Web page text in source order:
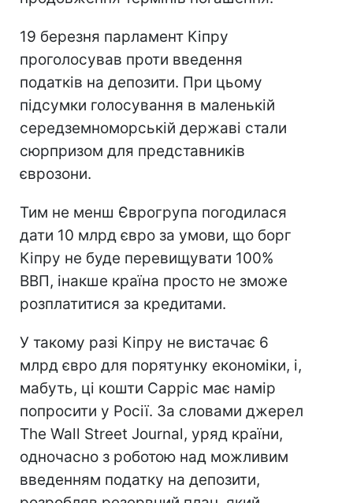
19 березня парламент Кіпру
проголосував проти введення
податків на депозити. При цьому
підсумки голосування в маленькій
середземноморській державі стали
сюрпризом для представників
єврозони.
Тим не менш Єврогрупа погодилася
дати 10 млрд євро за умови, що борг
Кіпру не буде перевищувати 100%
ВВП, інакше країна просто не зможе
розплатитися за кредитами.
У такому разі Кіпру не вистачає 6
млрд євро для порятунку економіки, і,
мабуть, ці кошти Сарріс має намір
попросити у Росії. За словами джерел
The Wall Street Journal, уряд країни,
одночасно з роботою над можливим
введенням податку на депозити,